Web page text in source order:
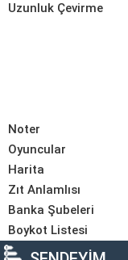
Uzunluk Çevirme
Noter
Oyuncular
Harita
Zıt Anlamlısı
Banka Şubeleri
Boykot Listesi